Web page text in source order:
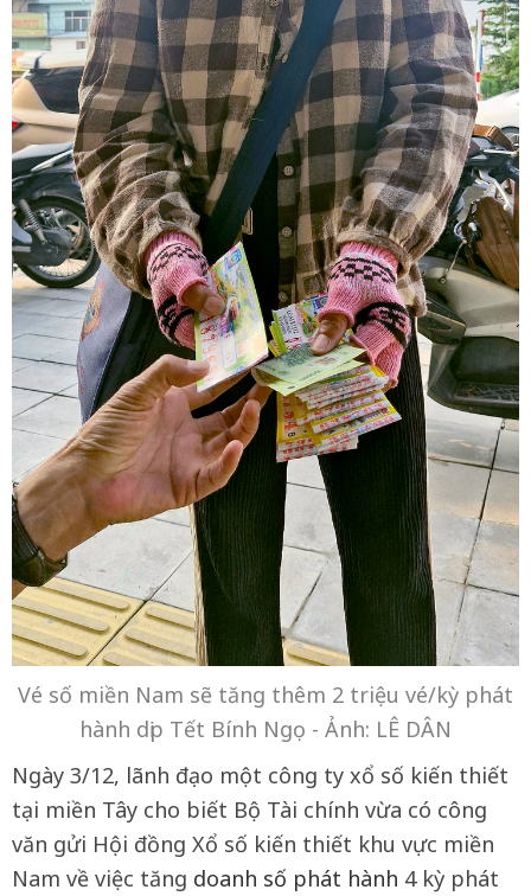
Vé số miền Nam sẽ tăng thêm 2 triệu vé/kỳ phát
hành dịp Tết Bính Ngọ - Ảnh: LÊ DÂN
Ngày 3/12, lãnh đạo một công ty xổ số kiến thiết
tại miền Tây cho biết Bộ Tài chính vừa có công
văn gửi Hội đồng Xổ số kiến thiết khu vực miền
Nam về việc tăng doanh số phát hành 4 kỳ phát